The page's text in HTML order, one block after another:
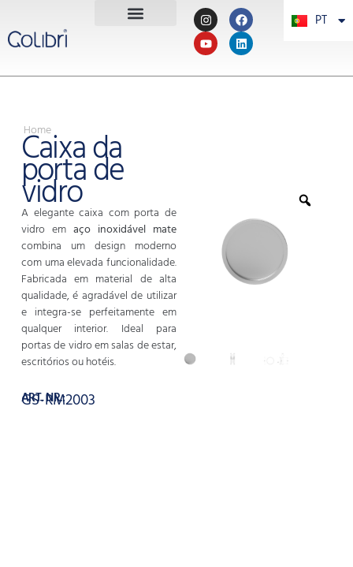
PT
PL
Home
Caixa da
porta de
vidro
A elegante caixa com porta de
vidro em aço inoxidável mate
combina um design moderno
com uma elevada funcionalidade.
Fabricada em material de alta
qualidade, é agradável de utilizar
e integra-se perfeitamente em
qualquer interior. Ideal para
portas de vidro em salas de estar,
escritórios ou hotéis.
ART. NR.:
GS-RM2003